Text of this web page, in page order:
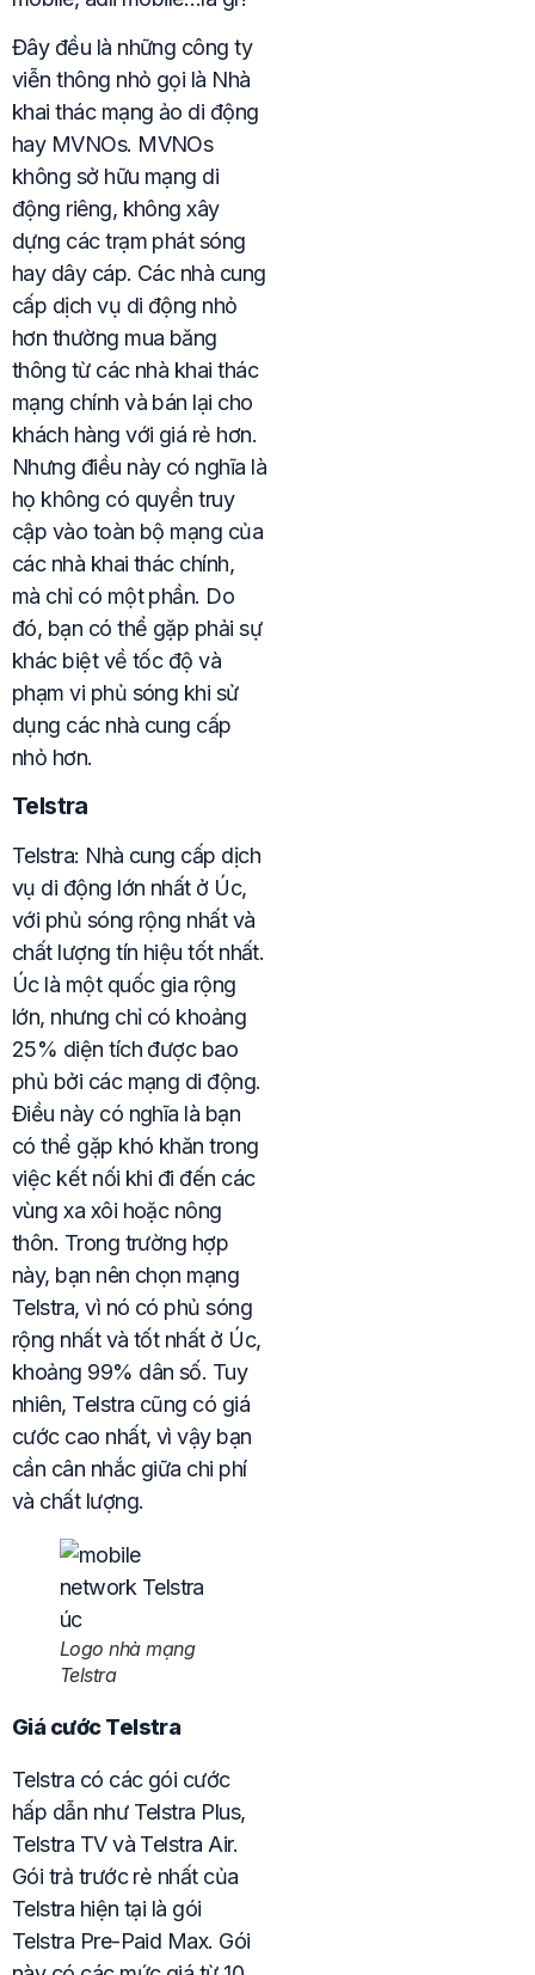
Đây đều là những công ty
viễn thông nhỏ gọi là Nhà
khai thác mạng ảo di động
hay MVNOs. MVNOs
không sở hữu mạng di
động riêng, không xây
dựng các trạm phát sóng
hay dây cáp. Các nhà cung
cấp dịch vụ di động nhỏ
hơn thường mua băng
thông từ các nhà khai thác
mạng chính và bán lại cho
khách hàng với giá rẻ hơn.
Nhưng điều này có nghĩa là
họ không có quyền truy
cập vào toàn bộ mạng của
các nhà khai thác chính,
mà chỉ có một phần. Do
đó, bạn có thể gặp phải sự
khác biệt về tốc độ và
phạm vi phủ sóng khi sử
dụng các nhà cung cấp
nhỏ hơn.
Telstra
Telstra: Nhà cung cấp dịch
vụ di động lớn nhất ở Úc,
với phủ sóng rộng nhất và
chất lượng tín hiệu tốt nhất.
Úc là một quốc gia rộng
lớn, nhưng chỉ có khoảng
25% diện tích được bao
phủ bởi các mạng di động.
Điều này có nghĩa là bạn
có thể gặp khó khăn trong
việc kết nối khi đi đến các
vùng xa xôi hoặc nông
thôn. Trong trường hợp
này, bạn nên chọn mạng
Telstra, vì nó có phủ sóng
rộng nhất và tốt nhất ở Úc,
khoảng 99% dân số. Tuy
nhiên, Telstra cũng có giá
cước cao nhất, vì vậy bạn
cần cân nhắc giữa chi phí
và chất lượng.
Logo nhà mạng
Telstra
Giá cước Telstra
Telstra có các gói cước
hấp dẫn như Telstra Plus,
Telstra TV và Telstra Air.
Gói trả trước rẻ nhất của
Telstra hiện tại là gói
Telstra Pre-Paid Max. Gói